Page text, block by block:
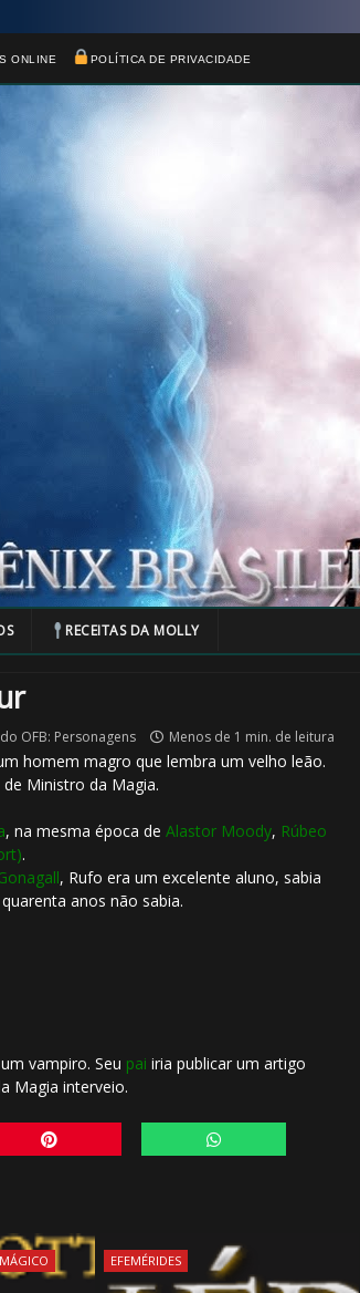
ONLINE POLÍTICA DE PRIVACIDADE
RECEITAS DA MOLLY
OFB: Personagens Menos de 1 min. de leitura
homem magro que lembra um velho leão.
Ministro da Magia.
, na mesma época de Alastor Moody, Rúbeo
.
, Rufo era um excelente aluno, sabia
anos não sabia.
vampiro. Seu pai iria publicar um artigo
Magia interveio.
EFEMÉRIDES